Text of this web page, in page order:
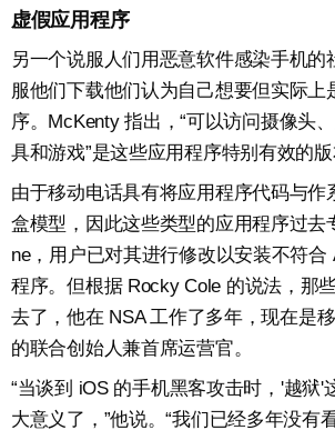
虚假应用程序
另一个说服人们用恶意软件感染手机的
服他们下载他们认为自己想要但实际上
序。McKenty 指出，“可以访问摄像头
具和游戏”是这些应用程序特别有效的版
由于移动电话具有将应用程序代码与作
盒模型，因此这些类型的应用程序过去
ne，用户已对其进行修改以安装不符合
程序。但根据 Rocky Cole 的说法，那
去了，他在 NSA 工作了多年，现在是
的联合创始人兼首席运营官。
“当谈到 iOS 的手机黑客攻击时，'越狱'
大意义了，”他说。“我们已经多年没有